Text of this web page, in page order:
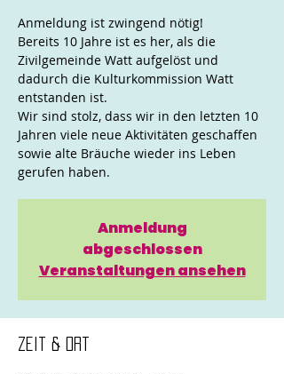
Anmeldung ist zwingend nötig!
Bereits 10 Jahre ist es her, als die
Zivilgemeinde Watt aufgelöst und
dadurch die Kulturkommission Watt
entstanden ist.
Wir sind stolz, dass wir in den letzten 10
Jahren viele neue Aktivitäten geschaffen
sowie alte Bräuche wieder ins Leben
gerufen haben.
Anmeldung
abgeschlossen
Veranstaltungen ansehen
Zeit & Ort